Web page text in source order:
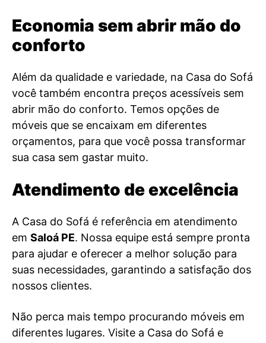
Economia sem abrir mão do
conforto
Além da qualidade e variedade, na Casa do Sofá
você também encontra preços acessíveis sem
abrir mão do conforto. Temos opções de
móveis que se encaixam em diferentes
orçamentos, para que você possa transformar
sua casa sem gastar muito.
Atendimento de excelência
A Casa do Sofá é referência em atendimento
em Saloá PE. Nossa equipe está sempre pronta
para ajudar e oferecer a melhor solução para
suas necessidades, garantindo a satisfação dos
nossos clientes.
Não perca mais tempo procurando móveis em
diferentes lugares. Visite a Casa do Sofá e